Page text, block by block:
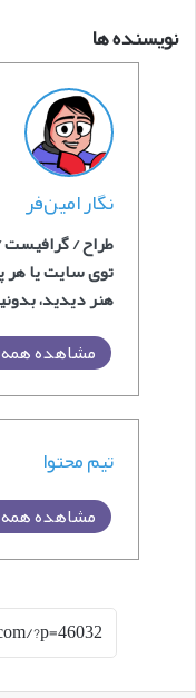
نویسنده ها
نگار امین‌فر
توی سایت یا هر
هنر دیدید،
مشاهده همه
تیم محتوا
مشاهده همه